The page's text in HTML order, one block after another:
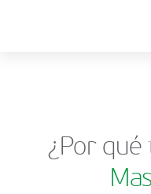
¿Por